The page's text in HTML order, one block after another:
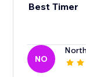
Best Timer
NO